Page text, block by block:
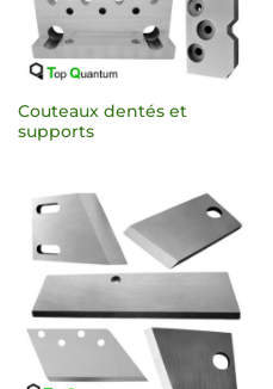
Couteaux dentés et
supports